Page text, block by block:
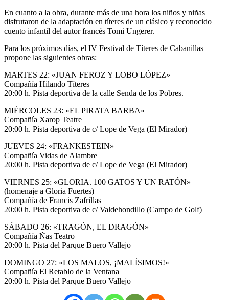
En cuanto a la obra, durante más de una hora los niños y niñas
disfrutaron de la adaptación en títeres de un clásico y reconocido
cuento infantil del autor francés Tomi Ungerer.
Para los próximos días, el IV Festival de Títeres de Cabanillas
propone las siguientes obras:
MARTES 22: «JUAN FEROZ Y LOBO LÓPEZ»
Compañía Hilando Títeres
20:00 h. Pista deportiva de la calle Senda de los Pobres.
MIÉRCOLES 23: «EL PIRATA BARBA»
Compañía Xarop Teatre
20:00 h. Pista deportiva de c/ Lope de Vega (El Mirador)
JUEVES 24: «FRANKESTEIN»
Compañía Vidas de Alambre
20:00 h. Pista deportiva de c/ Lope de Vega (El Mirador)
VIERNES 25: «GLORIA. 100 GATOS Y UN RATÓN»
(homenaje a Gloria Fuertes)
Compañía de Francis Zafrillas
20:00 h. Pista deportiva de c/ Valdehondillo (Campo de Golf)
SÁBADO 26: «TRAGÓN, EL DRAGÓN»
Compañía Ñas Teatro
20:00 h. Pista del Parque Buero Vallejo
DOMINGO 27: «LOS MALOS, ¡MALÍSIMOS!»
Compañía El Retablo de la Ventana
20:00 h. Pista del Parque Buero Vallejo